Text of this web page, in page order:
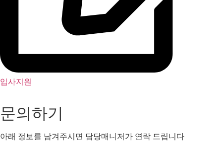
입사지원
문의하기
아래 정보를 남겨주시면 담당매니저가 연락 드립니다